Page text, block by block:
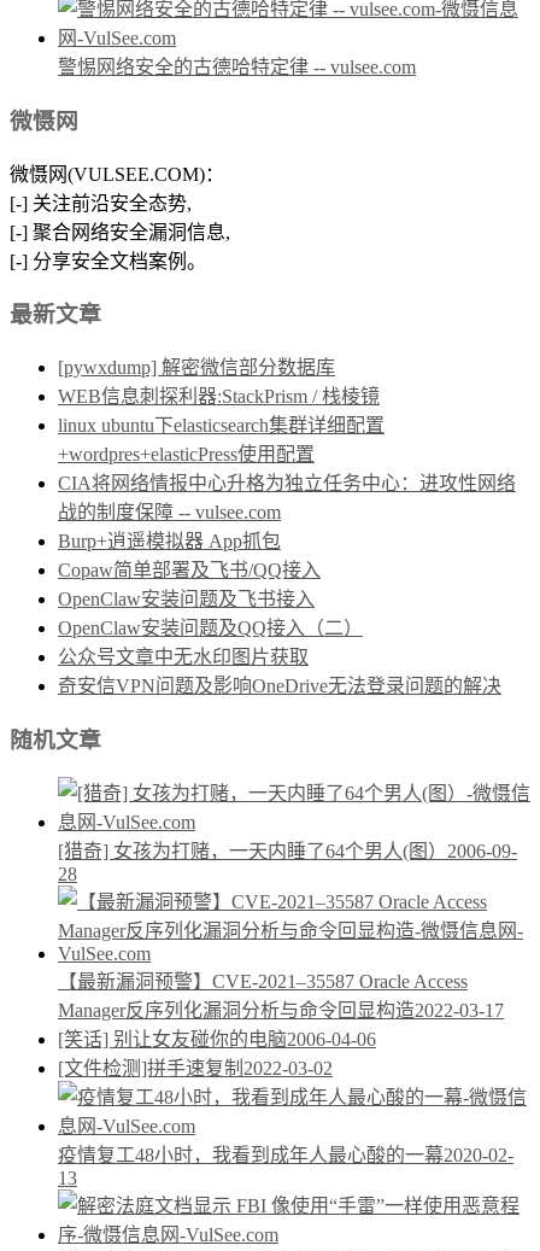
警惕网络安全的古德哈特定律 -- vulsee.com
微慑网
微慑网(VULSEE.COM)：
[-] 关注前沿安全态势,
[-] 聚合网络安全漏洞信息,
[-] 分享安全文档案例。
最新文章
[pywxdump] 解密微信部分数据库
WEB信息刺探利器:StackPrism / 栈棱镜
linux ubuntu下elasticsearch集群详细配置
+wordpres+elasticPress使用配置
CIA将网络情报中心升格为独立任务中心：进攻性网络
战的制度保障 -- vulsee.com
Burp+逍遥模拟器 App抓包
Copaw简单部署及飞书/QQ接入
OpenClaw安装问题及飞书接入
OpenClaw安装问题及QQ接入（二）
公众号文章中无水印图片获取
奇安信VPN问题及影响OneDrive无法登录问题的解决
随机文章
[猎奇] 女孩为打赌，一天内睡了64个男人(图） 2006-09-
28
【最新漏洞预警】CVE-2021–35587 Oracle Access
Manager反序列化漏洞分析与命令回显构造2022-03-17
[笑话] 别让女友碰你的电脑2006-04-06
[文件检测]拼手速复制 2022-03-02
疫情复工48小时，我看到成年人最心酸的一幕2020-02-
13